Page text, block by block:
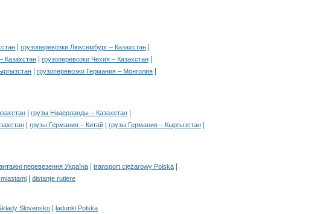
грузоперевозки Люксембург – Казахстан
Казахстан грузоперевозки Чехия – Казахстан
грузоперевозки Германия – Монголия
грузы Нидерланды – Казахстан
грузы Германия – Китай грузы Германия – Кыргызстан
перевезення Україна transport ciężarowy Polska
distanţe rutiere
Slovensko ładunki Polska